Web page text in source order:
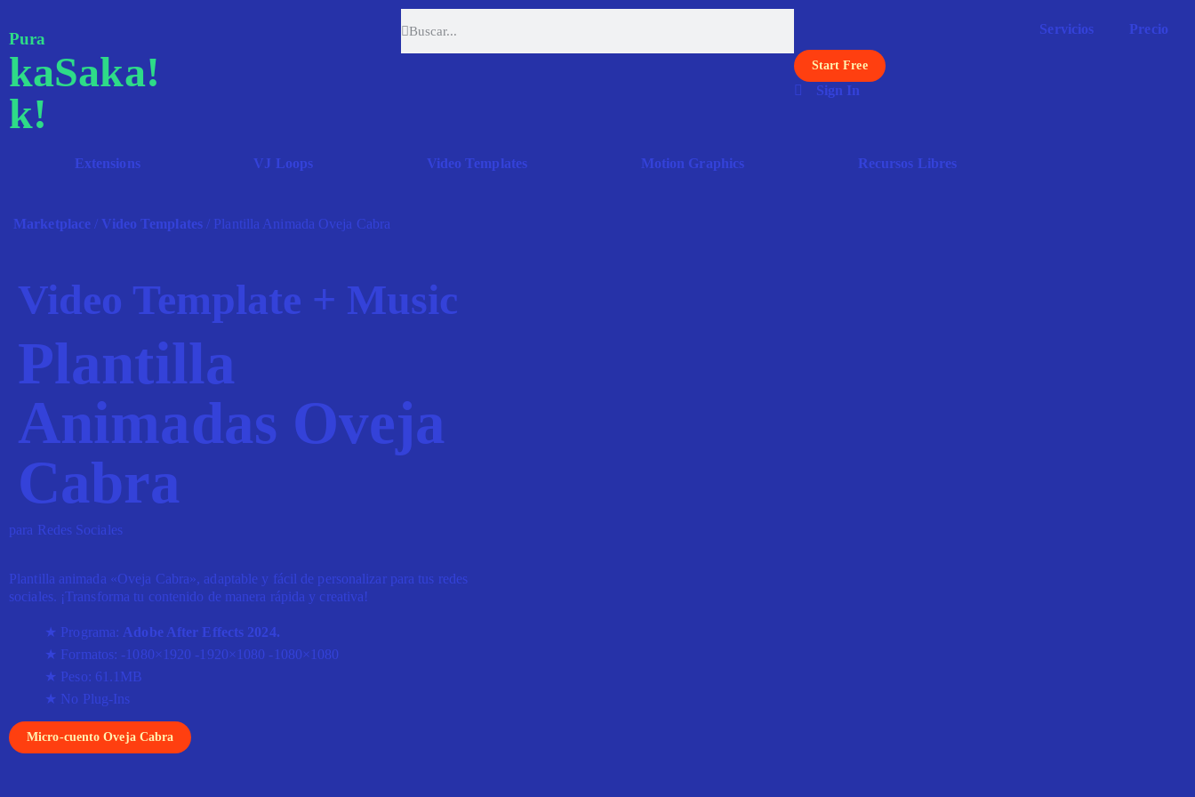
Pura
kaSaka!
k!
Servicios Precio
Start Free
Sign In
Extensions VJ Loops Video Templates Motion Graphics Recursos Libres
Marketplace /Video Templates/ Plantilla Animada Oveja Cabra
Video Template + Music
Plantilla
Animadas Oveja
Cabra
para Redes Sociales
Plantilla animada «Oveja Cabra», adaptable y fácil de personalizar para tus redes
sociales. ¡Transforma tu contenido de manera rápida y creativa!
Programa: Adobe After Effects 2024.
Formatos: -1080×1920 -1920×1080 -1080×1080
Peso: 61.1MB
No Plug-Ins
Micro-cuento Oveja Cabra